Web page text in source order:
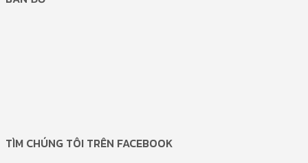
TÌM CHÚNG TÔI TRÊN FACEBOOK